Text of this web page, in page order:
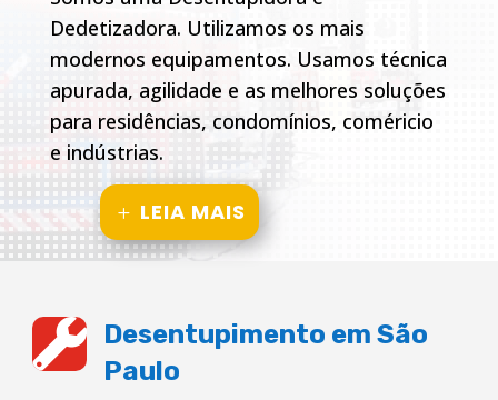
Dedetizadora. Utilizamos os mais
modernos equipamentos. Usamos técnica
apurada, agilidade e as melhores soluções
para residências, condomínios, coméricio
e indústrias.
LEIA MAIS

Desentupimento em São
Paulo